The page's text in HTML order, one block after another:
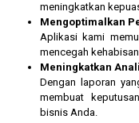
meningkatkan
Mengoptimalkan
Aplikasi kami
mencegah
Meningkatkan
Dengan laporan
membuat
bisnis Anda.